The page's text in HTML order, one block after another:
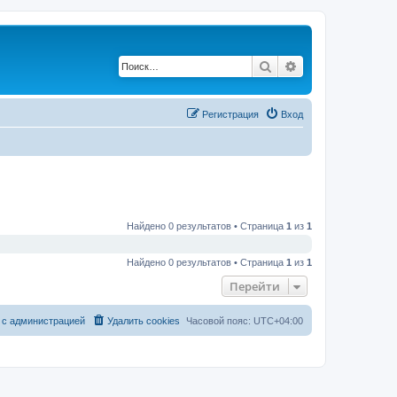
Поиск
Вход
Регистрация
Найдено 0 результатов • Страница 1 из 1
Найдено 0 результатов • Страница 1 из 1
Перейти
Часовой пояс: UTC+04:00
Удалить cookies
администрацией